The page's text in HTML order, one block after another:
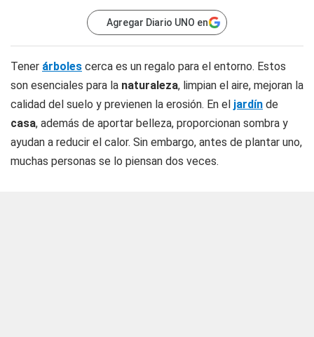
Agregar Diario UNO en
Tener árboles cerca es un regalo para el entorno. Estos
son esenciales para la naturaleza, limpian el aire, mejoran la
calidad del suelo y previenen la erosión. En el jardín de
casa, además de aportar belleza, proporcionan sombra y
ayudan a reducir el calor. Sin embargo, antes de plantar uno,
muchas personas se lo piensan dos veces.